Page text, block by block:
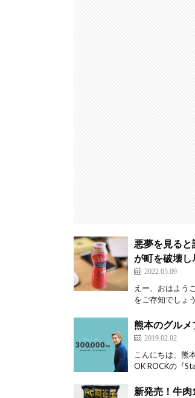
悪夢を見る
が町を破壊し
2022.05.09
えー、おはよう
をご存知でしょ
熊本のグルメ
2019.02.02
こんにちは、熊
OK ROCKの『
新発売！牛